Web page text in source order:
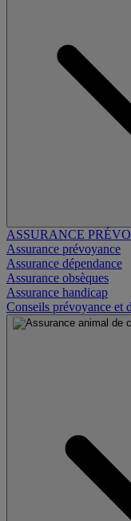
ASSURANCE
Assurance prévoyance
Assurance dépendance
Assurance obsèques
Assurance handicap
Conseils prévoyance et